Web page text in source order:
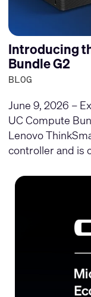
Introducing
Bundle G2
BLOG
June 9, 2026 –
UC Compute
Lenovo
controller and is